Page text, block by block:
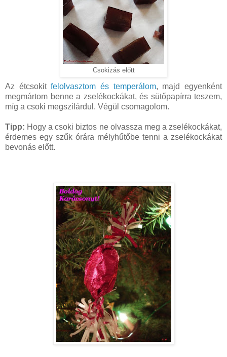
Csokizás előtt
Az étcsokitfelolvasztom és temperálom, majd egyenként
megmártom benne a zselékockákat, és sütőpapírra teszem,
míg a csoki megszilárdul. Végül csomagolom.
Tipp: Hogy a csoki biztos ne olvassza meg a zselékockákat,
érdemes egy szűk órára mélyhűtőbe tenni a zselékockákat
bevonás előtt.